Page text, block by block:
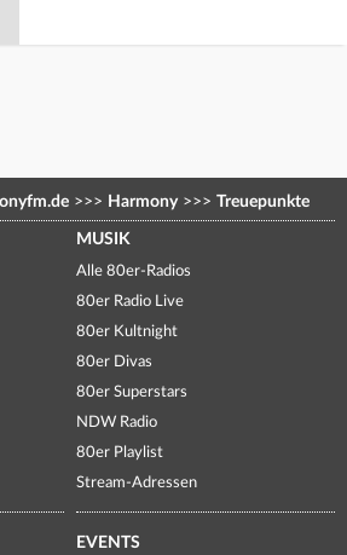
>>> Harmony >>> Treuepunkte
MUSIK
Alle 80er-Radios
80er Radio Live
80er Kultnight
80er Divas
80er Superstars
NDW Radio
80er Playlist
Stream-Adressen
EVENTS